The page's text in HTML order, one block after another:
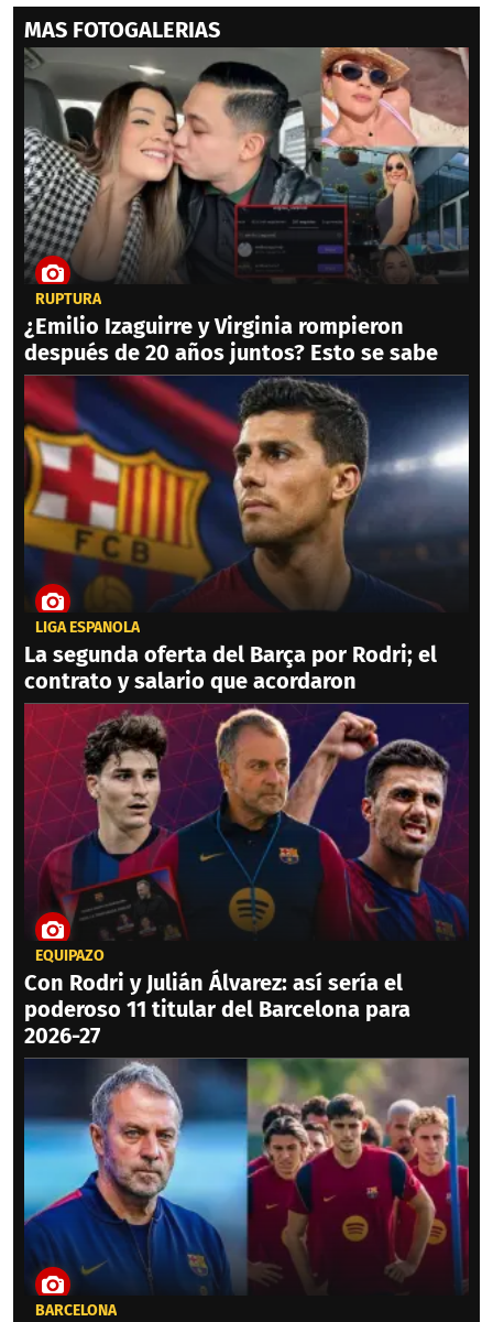
MAS FOTOGALERIAS
RUPTURA
¿Emilio Izaguirre y Virginia rompieron
después de 20 años juntos? Esto se sabe
LIGA ESPAÑOLA
La segunda oferta del Barça por Rodri; el
contrato y salario que acordaron
EQUIPAZO
Con Rodri y Julián Álvarez: así sería el
poderoso 11 titular del Barcelona para
2026-27
BARCELONA